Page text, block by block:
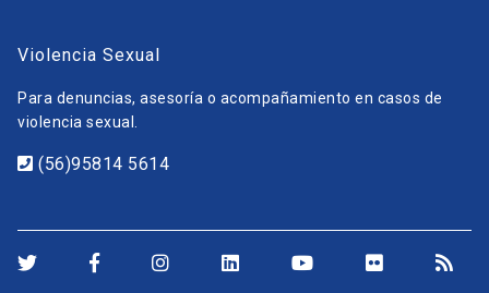
Violencia Sexual
Para denuncias, asesoría o acompañamiento en casos de
violencia sexual.
(56)95814 5614